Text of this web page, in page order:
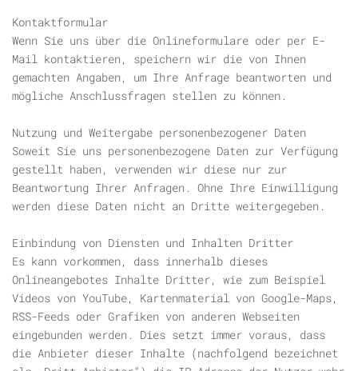
Kontaktformular
Wenn Sie uns über die Onlineformulare oder per E-
Mail kontaktieren, speichern wir die von Ihnen
gemachten Angaben, um Ihre Anfrage beantworten und
mögliche Anschlussfragen stellen zu können.
Nutzung und Weitergabe personenbezogener Daten
Soweit Sie uns personenbezogene Daten zur Verfügung
gestellt haben, verwenden wir diese nur zur
Beantwortung Ihrer Anfragen. Ohne Ihre Einwilligung
werden diese Daten nicht an Dritte weitergegeben.
Einbindung von Diensten und Inhalten Dritter
Es kann vorkommen, dass innerhalb dieses
Onlineangebotes Inhalte Dritter, wie zum Beispiel
Videos von YouTube, Kartenmaterial von Google-Maps,
RSS-Feeds oder Grafiken von anderen Webseiten
eingebunden werden. Dies setzt immer voraus, dass
die Anbieter dieser Inhalte (nachfolgend bezeichnet